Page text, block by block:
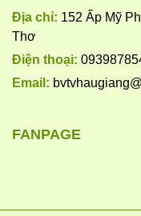
Nhóm cỏ thân bò
✔ Hiệu quả tiếp
Sau thời gian này,
✔ Hỗ trợ làm
Tạo môi trường
Địa chỉ: 152 Ấp Mỹ
Thơ
Điện thoại:
Email:
FANPAGE